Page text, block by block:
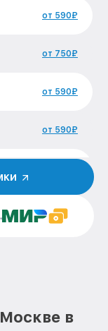
от 590₽
от 750₽
от 590₽
от 590₽
от 550₽
в